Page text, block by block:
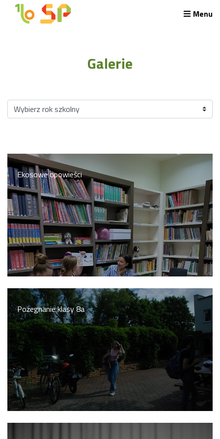
Menu
Przykładowe arkusze egzaminu wstępnego
Stypendia naukowe
Archiwalna strona Szkoły
Biblioteka Szkolna
EKOSIK
Filmy z wydarzeń szkolnych
Galeria
Harmonogram pracy szkoły
Konkurs klas
Konkurs "Złota Żaba"
Kontakty zagraniczne
Newsy
Obóz adaptacyjny
Przewodniczący Rady Szkoły
Szkoła zimowa
Warsztaty interdyscyplinarne
Wykaz podręczników
Zajęcia pozalekcyjne
Aplikacje szkolne
Biblioteka szkolna
Classroom
Dokumenty szkolne
Dyżury Szkolne
Galerie
Ekosowe opowieści
Pożegnanie klasy 8a